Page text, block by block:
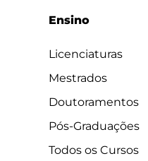
Ensino
Licenciaturas
Mestrados
Doutoramentos
Pós-Graduações
Todos os Cursos